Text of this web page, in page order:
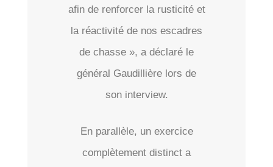
afin de renforcer la rusticité et
la réactivité de nos escadres
de chasse », a déclaré le
général Gaudillière lors de
son interview.
En parallèle, un exercice
complètement distinct a